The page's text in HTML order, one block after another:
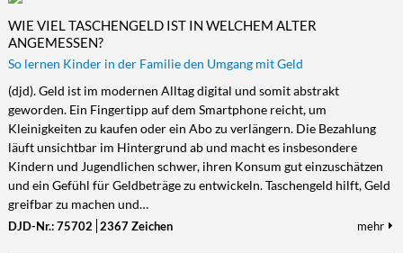
WIE VIEL TASCHENGELD IST IN WELCHEM ALTER
ANGEMESSEN?
So lernen Kinder in der Familie den Umgang mit Geld
(djd). Geld ist im modernen Alltag digital und somit abstrakt
geworden. Ein Fingertipp auf dem Smartphone reicht, um
Kleinigkeiten zu kaufen oder ein Abo zu verlängern. Die Bezahlung
läuft unsichtbar im Hintergrund ab und macht es insbesondere
Kindern und Jugendlichen schwer, ihren Konsum gut einzuschätzen
und ein Gefühl für Geldbeträge zu entwickeln. Taschengeld hilft, Geld
greifbar zu machen und…
DJD-Nr.: 75702 2367 Zeichen mehr